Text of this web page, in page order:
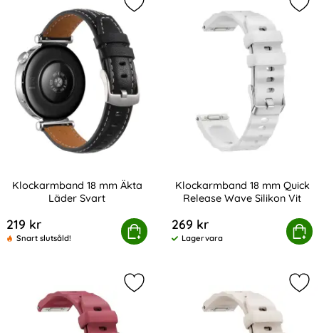
Klockarmband 18 mm Äkta
Läder Svart
219 kr
Snart slutsåld!
Köp
Klockarmband 18 mm Äkta Läder Svart
Markera klockarmband 18 mm
Klockarmband 18 mm Quick
Release Wave Silikon Vit
269 kr
Tillgänglighet:
Lagervara
Köp
Klockarmband 18 mm Quick
Markera klockarmband 18 mm